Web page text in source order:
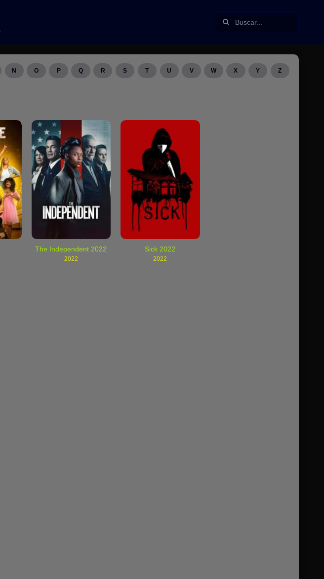
N O P Q R S T U V W X Y Z
The Independent 2022
2022
Sick 2022
2022